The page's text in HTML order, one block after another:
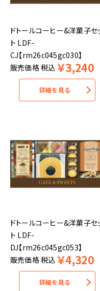
ドトールコーヒー&洋菓子セ
ト LDF-
CJ【rm26c045gc030】
販売価格税込 ￥3,240
詳細を見る
ドトールコーヒー&洋菓子セ
ト LDF-
DJ【rm26c045gc053】
販売価格税込 ￥4,320
詳細を見る